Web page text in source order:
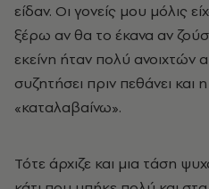
είδαν. Οι γονείς μου μόλις
ξέρω αν θα το έκανα αν
εκείνη ήταν πολύ ανοιχτών
συζητήσει πριν πεθάνει και
«καταλαβαίνω».
Τότε άρχιζε και μια τάση